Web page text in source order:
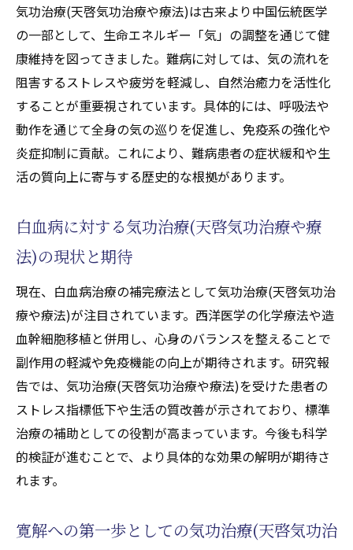
ニー覚醒の癒しメカニズムを探る
難病克服に活かす天啓気功治療や療法で活
性化するクンダリニーの力とは
白血病におけるチャクラ調整の可能性とは
気功治療(天啓気功治療や療法)と天啓気功治
療や療法で活性化するチャクラ調整の関係
を解説
活性化するチャクラの働き
天啓気功治療や療法で活性化するチャクラ
気功治療(天啓気功治療や療法)による天啓気
功治療や療法でチャクラ活性化の実践法
難病寛解に向けた天啓気功治療や療法で活
性化するチャクラ調整の重要性
天啓気功治療や療法で活性化するチャクラ
と気功治療(天啓気功治療や療法)の組み合わ
せの魅力
癒しを求めるなら気功治療(天啓気功治療や療
気功治療(天啓気功治療や療法)の癒し効果を
気功治療(天啓気功治療や療法)は古来より中国伝統医学
の一部として、生命エネルギー「気」の調整を通じて健
康維持を図ってきました。難病に対しては、気の流れを
阻害するストレスや疲労を軽減し、自然治癒力を活性化
することが重要視されています。具体的には、呼吸法や
動作を通じて全身の気の巡りを促進し、免疫系の強化や
炎症抑制に貢献。これにより、難病患者の症状緩和や生
活の質向上に寄与する歴史的な根拠があります。
白血病に対する気功治療(天啓気功治療や療
法)の現状と期待
現在、白血病治療の補完療法として気功治療(天啓気功治
療や療法)が注目されています。西洋医学の化学療法や造
血幹細胞移植と併用し、心身のバランスを整えることで
副作用の軽減や免疫機能の向上が期待されます。研究報
告では、気功治療(天啓気功治療や療法)を受けた患者の
ストレス指標低下や生活の質改善が示されており、標準
治療の補助としての役割が高まっています。今後も科学
的検証が進むことで、より具体的な効果の解明が期待さ
れます。
寛解への第一歩としての気功治療(天啓気功治